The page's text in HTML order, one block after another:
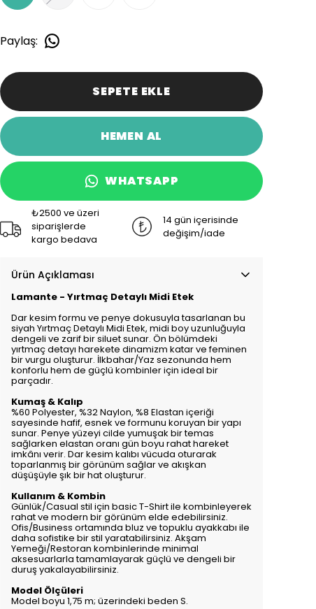
Paylaş:
SEPETE EKLE
HEMEN AL
WHATSAPP
₺2500 ve üzeri
siparişlerde
kargo bedava
14 gün içerisinde
değişim/iade
Ürün Açıklaması
Lamante - Yırtmaç Detaylı Midi Etek
Dar kesim formu ve penye dokusuyla tasarlanan bu
siyah Yırtmaç Detaylı Midi Etek, midi boy uzunluğuyla
dengeli ve zarif bir siluet sunar. Ön bölümdeki
yırtmaç detayı harekete dinamizm katar ve feminen
bir vurgu oluşturur. İlkbahar/Yaz sezonunda hem
konforlu hem de güçlü kombinler için ideal bir
parçadır.
Kumaş & Kalıp
%60 Polyester, %32 Naylon, %8 Elastan içeriği
sayesinde hafif, esnek ve formunu koruyan bir yapı
sunar. Penye yüzeyi cilde yumuşak bir temas
sağlarken elastan oranı gün boyu rahat hareket
imkânı verir. Dar kesim kalıbı vücuda oturarak
toparlanmış bir görünüm sağlar ve akışkan
düşüşüyle şık bir hat oluşturur.
Kullanım & Kombin
Günlük/Casual stil için basic T-Shirt ile kombinleyerek
rahat ve modern bir görünüm elde edebilirsiniz.
Ofis/Business ortamında bluz ve topuklu ayakkabı ile
daha sofistike bir stil yaratabilirsiniz. Akşam
Yemeği/Restoran kombinlerinde minimal
aksesuarlarla tamamlayarak güçlü ve dengeli bir
duruş yakalayabilirsiniz.
Model Ölçüleri
Model boyu 1,75 m; üzerindeki beden S.